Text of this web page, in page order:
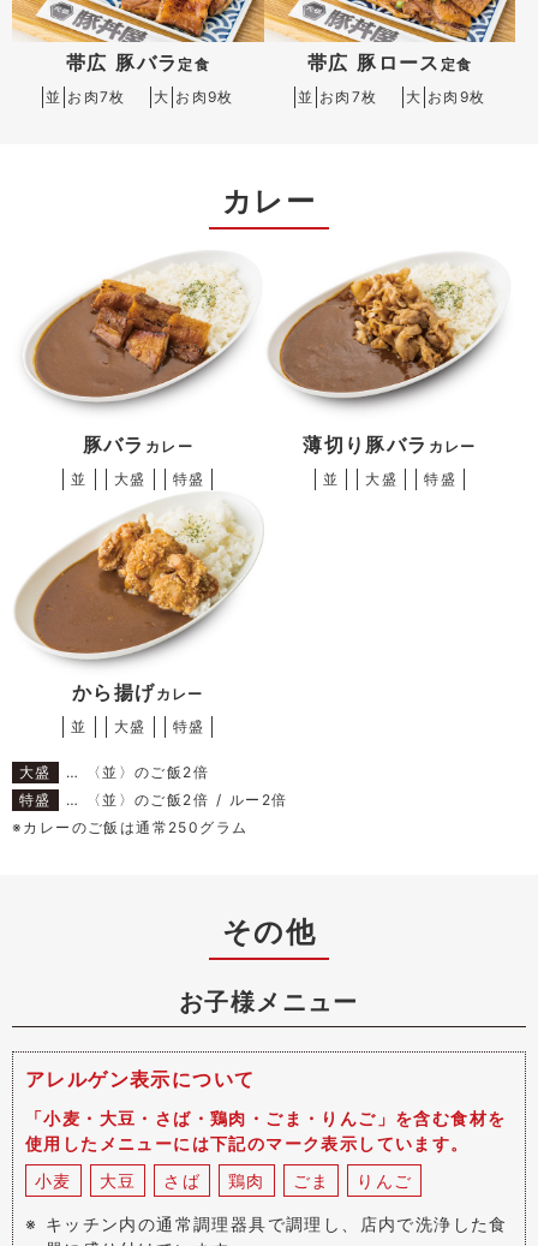
帯広 豚バラ 定食
並 お肉7枚 大 お肉9枚
帯広 豚ロース 定食
並 お肉7枚 大 お肉9枚
カレー
豚バラ カレー
並
大盛 特盛
薄切り豚バラ カレー
並
大盛 特盛
から揚げカレー
並
大盛 特盛
大盛
… 〈並〉のご飯2倍
特盛
… 〈並〉のご飯2倍 / ルー2倍
※カレーのご飯は通常250グラム
その他
お子様メニュー
アレルゲン表示について
「小麦・大豆・さば・鶏肉・ごま・りんご」を含む食材を
使用したメニューには下記のマーク表示しています。
小麦
大豆 さば 鶏肉 ごま りんご
キッチン内の通常調理器具で調理し、店内で洗浄した食